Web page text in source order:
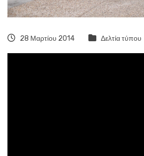
28 Μαρτίου 2014 Δελτία τύπου